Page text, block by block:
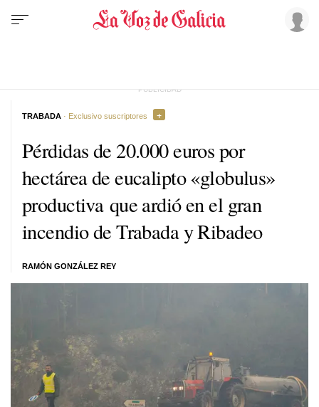
Pérdidas de 20.000 euros por
hectárea de eucalipto «globulus»
productiva que ardió en el gran
incendio de Trabada y Ribadeo
RAMÓN GONZÁLEZ REY
TRABADA · Exclusivo suscriptores